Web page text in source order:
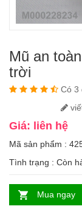
Mũ an
trời
Có 3
Giá: liên hệ
Mã sản phẩm :
Tình trạng : Còn
Mua ngay